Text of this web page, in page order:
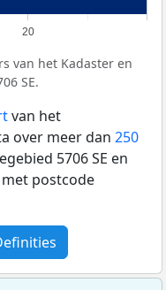
20
van het Kadaster en
SE.
van het
over meer dan 250
5706 SE en
met postcode